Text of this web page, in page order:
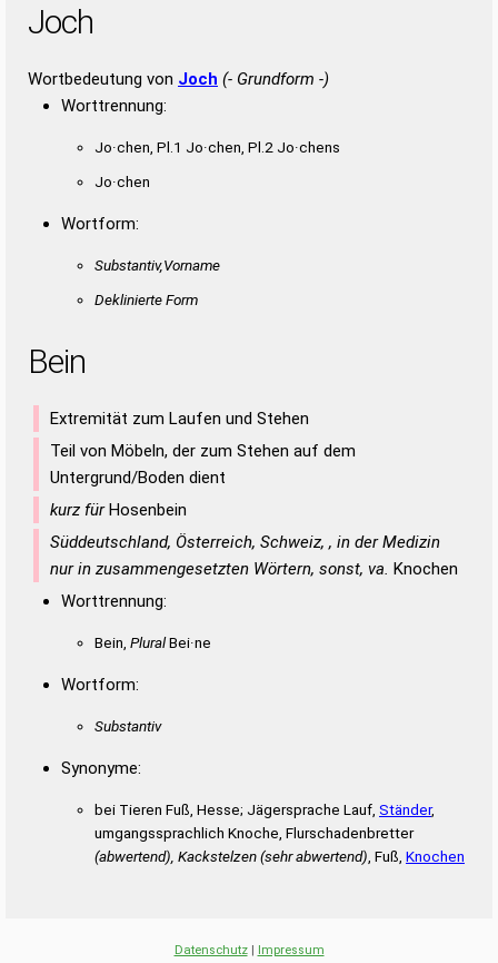
Joch
Wortbedeutung von Joch (- Grundform -)
Worttrennung:
Jo·chen, Pl.1 Jo·chen, Pl.2 Jo·chens
Jo·chen
Wortform:
Substantiv,Vorname
Deklinierte Form
Bein
Extremität zum Laufen und Stehen
Teil von Möbeln, der zum Stehen auf dem
Untergrund/Boden dient
kurz fürHosenbein
Süddeutschland, Österreich, Schweiz, , in der Medizin
nur in zusammengesetzten Wörtern, sonst, va. Knochen
Worttrennung:
Bein, PluralBei·ne
Wortform:
Substantiv
Synonyme:
bei Tieren Fuß, Hesse; Jägersprache Lauf, Ständer,
umgangssprachlich Knoche, Flurschadenbretter
(abwertend), Kackstelzen (sehr abwertend) , Fuß, Knochen
Datenschutz| Impressum